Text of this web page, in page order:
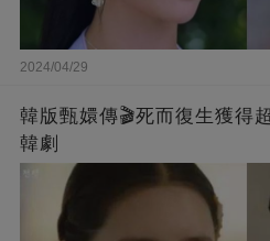
2024/04/29
韓版甄嬛傳🎬死而復生獲得
韓劇